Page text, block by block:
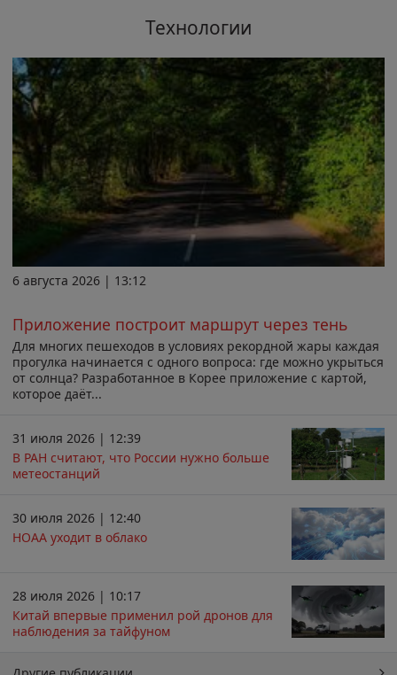
Технологии
6 августа 2026 | 13:12
Приложение построит маршрут через тень
Для многих пешеходов в условиях рекордной жары каждая
прогулка начинается с одного вопроса: где можно укрыться
от солнца? Разработанное в Корее приложение с картой,
которое даёт...
31 июля 2026 | 12:39
В РАН считают, что России нужно больше
метеостанций
30 июля 2026 | 12:40
НОАА уходит в облако
28 июля 2026 | 10:17
Китай впервые применил рой дронов для
наблюдения за тайфуном